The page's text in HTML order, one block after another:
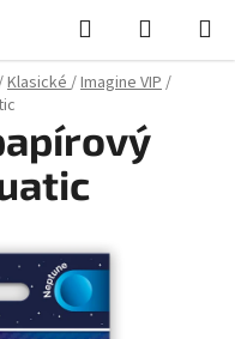
Hledat
KOŠÍK
Klasické/Imagine VIP/